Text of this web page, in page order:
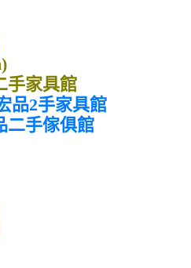
手家具館
品2手家具館
二手傢俱館